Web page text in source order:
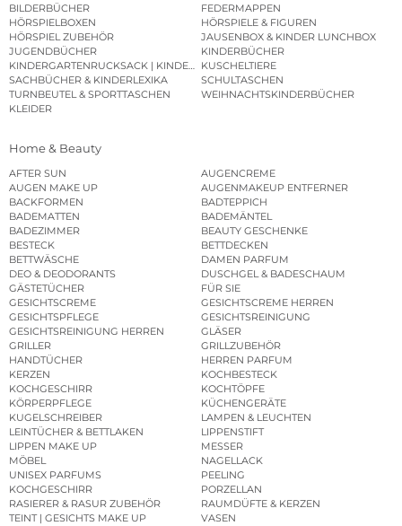
BILDERBÜCHER
FEDERMAPPEN
HÖRSPIELBOXEN
HÖRSPIELE & FIGUREN
HÖRSPIEL ZUBEHÖR
JAUSENBOX & KINDER LUNCHBOX
JUGENDBÜCHER
KINDERBÜCHER
KINDERGARTENRUCKSACK | KINDERGARTENBEUTEL
KUSCHELTIERE
SACHBÜCHER & KINDERLEXIKA
SCHULTASCHEN
TURNBEUTEL & SPORTTASCHEN
WEIHNACHTSKINDERBÜCHER
KLEIDER
Home & Beauty
AFTER SUN
AUGENCREME
AUGEN MAKE UP
AUGENMAKEUP ENTFERNER
BACKFORMEN
BADTEPPICH
BADEMATTEN
BADEMÄNTEL
BADEZIMMER
BEAUTY GESCHENKE
BESTECK
BETTDECKEN
BETTWÄSCHE
DAMEN PARFUM
DEO & DEODORANTS
DUSCHGEL & BADESCHAUM
GÄSTETÜCHER
FÜR SIE
GESICHTSCREME
GESICHTSCREME HERREN
GESICHTSPFLEGE
GESICHTSREINIGUNG
GESICHTSREINIGUNG HERREN
GLÄSER
GRILLER
GRILLZUBEHÖR
HANDTÜCHER
HERREN PARFUM
KERZEN
KOCHBESTECK
KOCHGESCHIRR
KOCHTÖPFE
KÖRPERPFLEGE
KÜCHENGERÄTE
KUGELSCHREIBER
LAMPEN & LEUCHTEN
LEINTÜCHER & BETTLAKEN
LIPPENSTIFT
LIPPEN MAKE UP
MESSER
MÖBEL
NAGELLACK
UNISEX PARFUMS
PEELING
KOCHGESCHIRR
PORZELLAN
RASIERER & RASUR ZUBEHÖR
RAUMDÜFTE & KERZEN
TEINT | GESICHTS MAKE UP
VASEN